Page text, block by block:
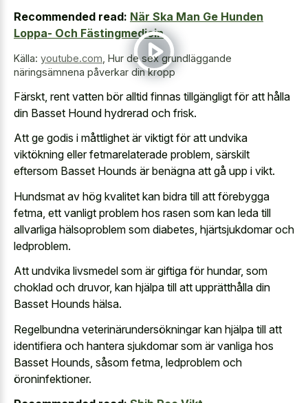
Recommended read: När Ska Man Ge Hunden
Loppa- Och Fästingmedicin
Källa: youtube.com, Hur de sex grundläggande
näringsämnena påverkar din kropp
Färskt, rent vatten bör alltid finnas tillgängligt för att hålla
din Basset Hound hydrerad och frisk.
Att ge godis i måttlighet är viktigt för att undvika
viktökning eller fetmarelaterade problem, särskilt
eftersom Basset Hounds är benägna att gå upp i vikt.
Hundsmat av hög kvalitet kan bidra till att förebygga
fetma, ett vanligt problem hos rasen som kan leda till
allvarliga hälsoproblem som diabetes, hjärtsjukdomar och
ledproblem.
Att undvika livsmedel som är giftiga för hundar, som
choklad och druvor, kan hjälpa till att upprätthålla din
Basset Hounds hälsa.
Regelbundna veterinärundersökningar kan hjälpa till att
identifiera och hantera sjukdomar som är vanliga hos
Basset Hounds, såsom fetma, ledproblem och
öroninfektioner.